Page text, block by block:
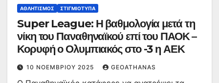
ΑΘΛΗΤΙΣΜΌΣ ΣΤΙΓΜΙΌΤΥΠΑ
Super League: Η βαθμολογία μετά τη
νίκη του Παναθηναϊκού επί του ΠΑΟΚ –
Κορυφή ο Ολυμπιακός στο -3 η ΑΕΚ
10 ΝΟΕΜΒΡΊΟΥ 2025 GEOATHANAS